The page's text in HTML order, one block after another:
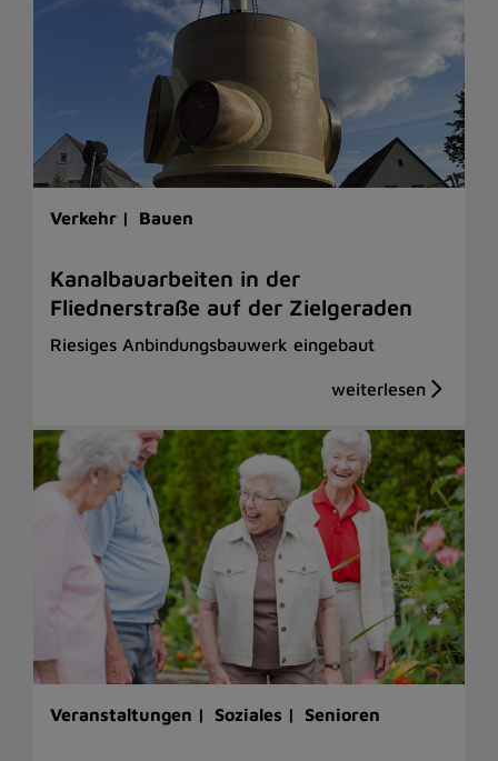
Verkehr | Bauen
Kanalbauarbeiten in der
Fliednerstraße auf der Zielgeraden
Riesiges Anbindungsbauwerk eingebaut
Veranstaltungen | Soziales | Senioren